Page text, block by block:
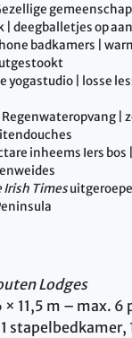
| deegballetjes op
badkamers |
yogastudio | losse
|
inheems Iers bos
Irish Times
Lodges
× 11,5 m – max. 6
stapelbedkamer,